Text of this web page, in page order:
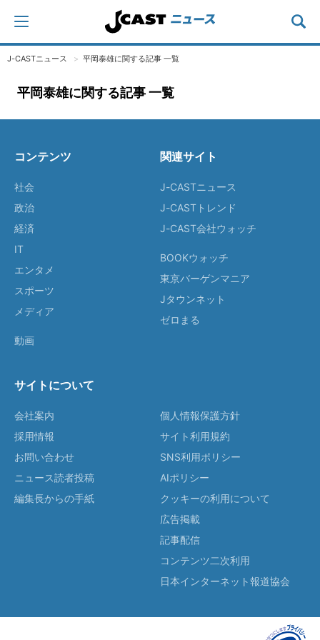
J-CASTニュース 平岡泰雄に関する記事 一覧
平岡泰雄に関する記事 一覧
コンテンツ
社会
政治
経済
IT
エンタメ
スポーツ
メディア
動画
関連サイト
J-CASTニュース
J-CASTトレンド
J-CAST会社ウォッチ
BOOKウォッチ
東京バーゲンマニア
Jタウンネット
ゼロまる
サイトについて
会社案内
採用情報
お問い合わせ
ニュース読者投稿
編集長からの手紙
個人情報保護方針
サイト利用規約
SNS利用ポリシー
AIポリシー
クッキーの利用について
広告掲載
記事配信
コンテンツ二次利用
日本インターネット報道協会